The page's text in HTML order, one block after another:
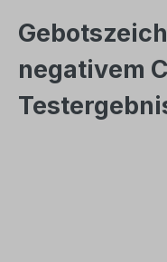
negativem